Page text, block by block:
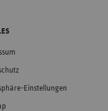
Einstellungen